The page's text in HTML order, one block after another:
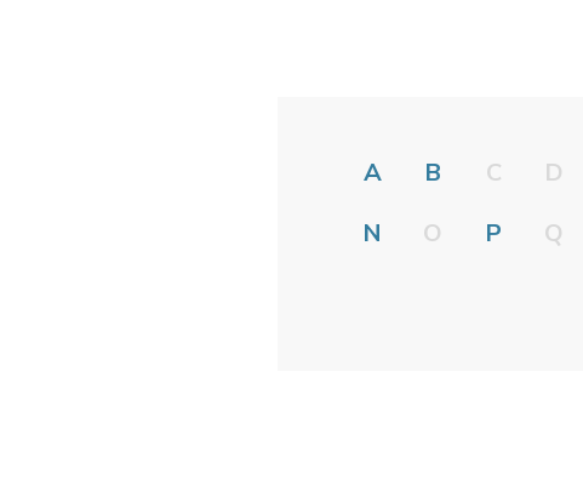
A B C D
N
O P Q